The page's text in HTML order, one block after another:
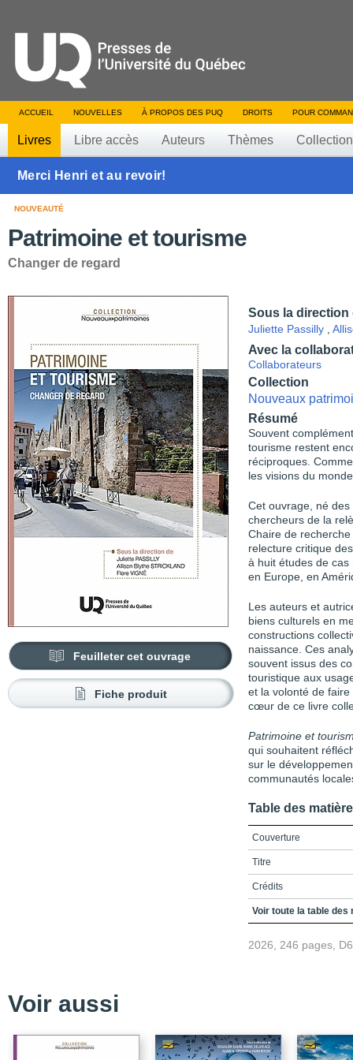
ACCUEIL NOUVELLES À PROPOS DES PUQ DROITS POUR
Livres Libre accès Auteurs Thèmes
Merci Henri et au revoir!
NOUVEAUTÉ
Patrimoine et tourisme
Changer de regard
Feuilleter cet ouvrage
Fiche produit
Sous la direction
Juliette Passilly
Avec la
Collaborateurs
Collection
Nouveaux
Résumé
Souvent
tourisme restent
réciproques.
les visions du
Cet ouvrage, né
chercheurs de la
Chaire de
relecture critique
à huit études de
en Europe, en
Les auteurs et
biens culturels en
constructions
naissance. Ces
souvent issus des
touristique aux
et la volonté de
cœur de ce livre
Patrimoine et
qui souhaitent
sur le
communautés
Table des
Couverture
Titre
Crédits
Remerciements |
Introduction –
Présentation des textes
Voir toute la table des
2026, 246 pages,
Voir aussi